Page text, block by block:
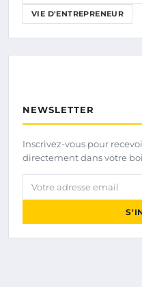
VIE D'ENTREPRENEUR
NEWSLETTER
Inscrivez-vous pour
directement dans votre
Votre adresse email